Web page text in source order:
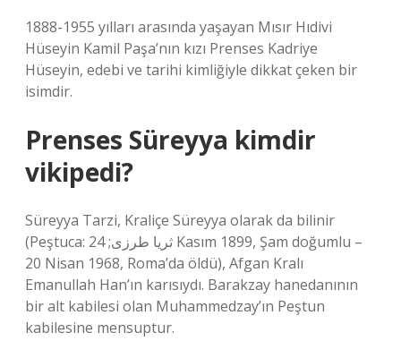
1888-1955 yılları arasında yaşayan Mısır Hıdivi
Hüseyin Kamil Paşa’nın kızı Prenses Kadriye
Hüseyin, edebi ve tarihi kimliğiyle dikkat çeken bir
isimdir.
Prenses Süreyya kimdir
vikipedi?
Süreyya Tarzi, Kraliçe Süreyya olarak da bilinir
(Peştuca: ثریا طرزی; 24 Kasım 1899, Şam doğumlu –
20 Nisan 1968, Roma’da öldü), Afgan Kralı
Emanullah Han’ın karısıydı. Barakzay hanedanının
bir alt kabilesi olan Muhammedzay’ın Peştun
kabilesine mensuptur.